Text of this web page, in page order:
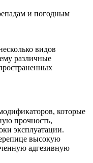
и погодным
видов
различные
которые
прочность,
эксплуатации.
высокую
адгезивную